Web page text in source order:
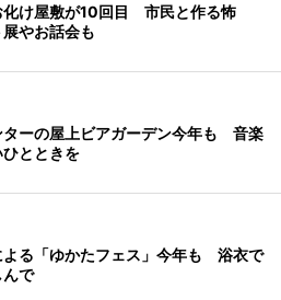
化け屋敷が10回目 市民と作る怖
やお話会も
ターの屋上ビアガーデン今年も 音楽
とときを
よる「ゆかたフェス」今年も 浴衣で
で